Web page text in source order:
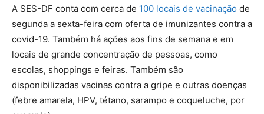
A SES-DF conta com cerca de 100 locais de vacinação de
segunda a sexta-feira com oferta de imunizantes contra a
covid-19. Também há ações aos fins de semana e em
locais de grande concentração de pessoas, como
escolas, shoppings e feiras. Também são
disponibilizadas vacinas contra a gripe e outras doenças
(febre amarela, HPV, tétano, sarampo e coqueluche, por